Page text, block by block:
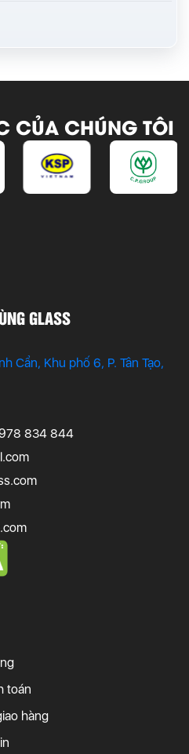
CỦA CHÚNG TÔI
GLASS
Cẩn, Khu phố 6, P. Tân Tạo,
834 844
toán
hàng